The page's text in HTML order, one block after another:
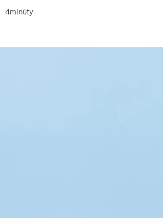
na prečítanie článku:
4minúty